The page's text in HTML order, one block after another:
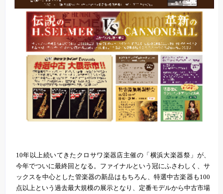
10年以上続いてきたクロサワ楽器店主催の「横浜大楽器祭」が、
今年でついに最終回となる。ファイナルという冠にふさわしく、サ
ックスを中心とした管楽器の新品はもちろん、特選中古楽器も100
点以上という過去最大規模の展示となり、定番モデルから中古市場